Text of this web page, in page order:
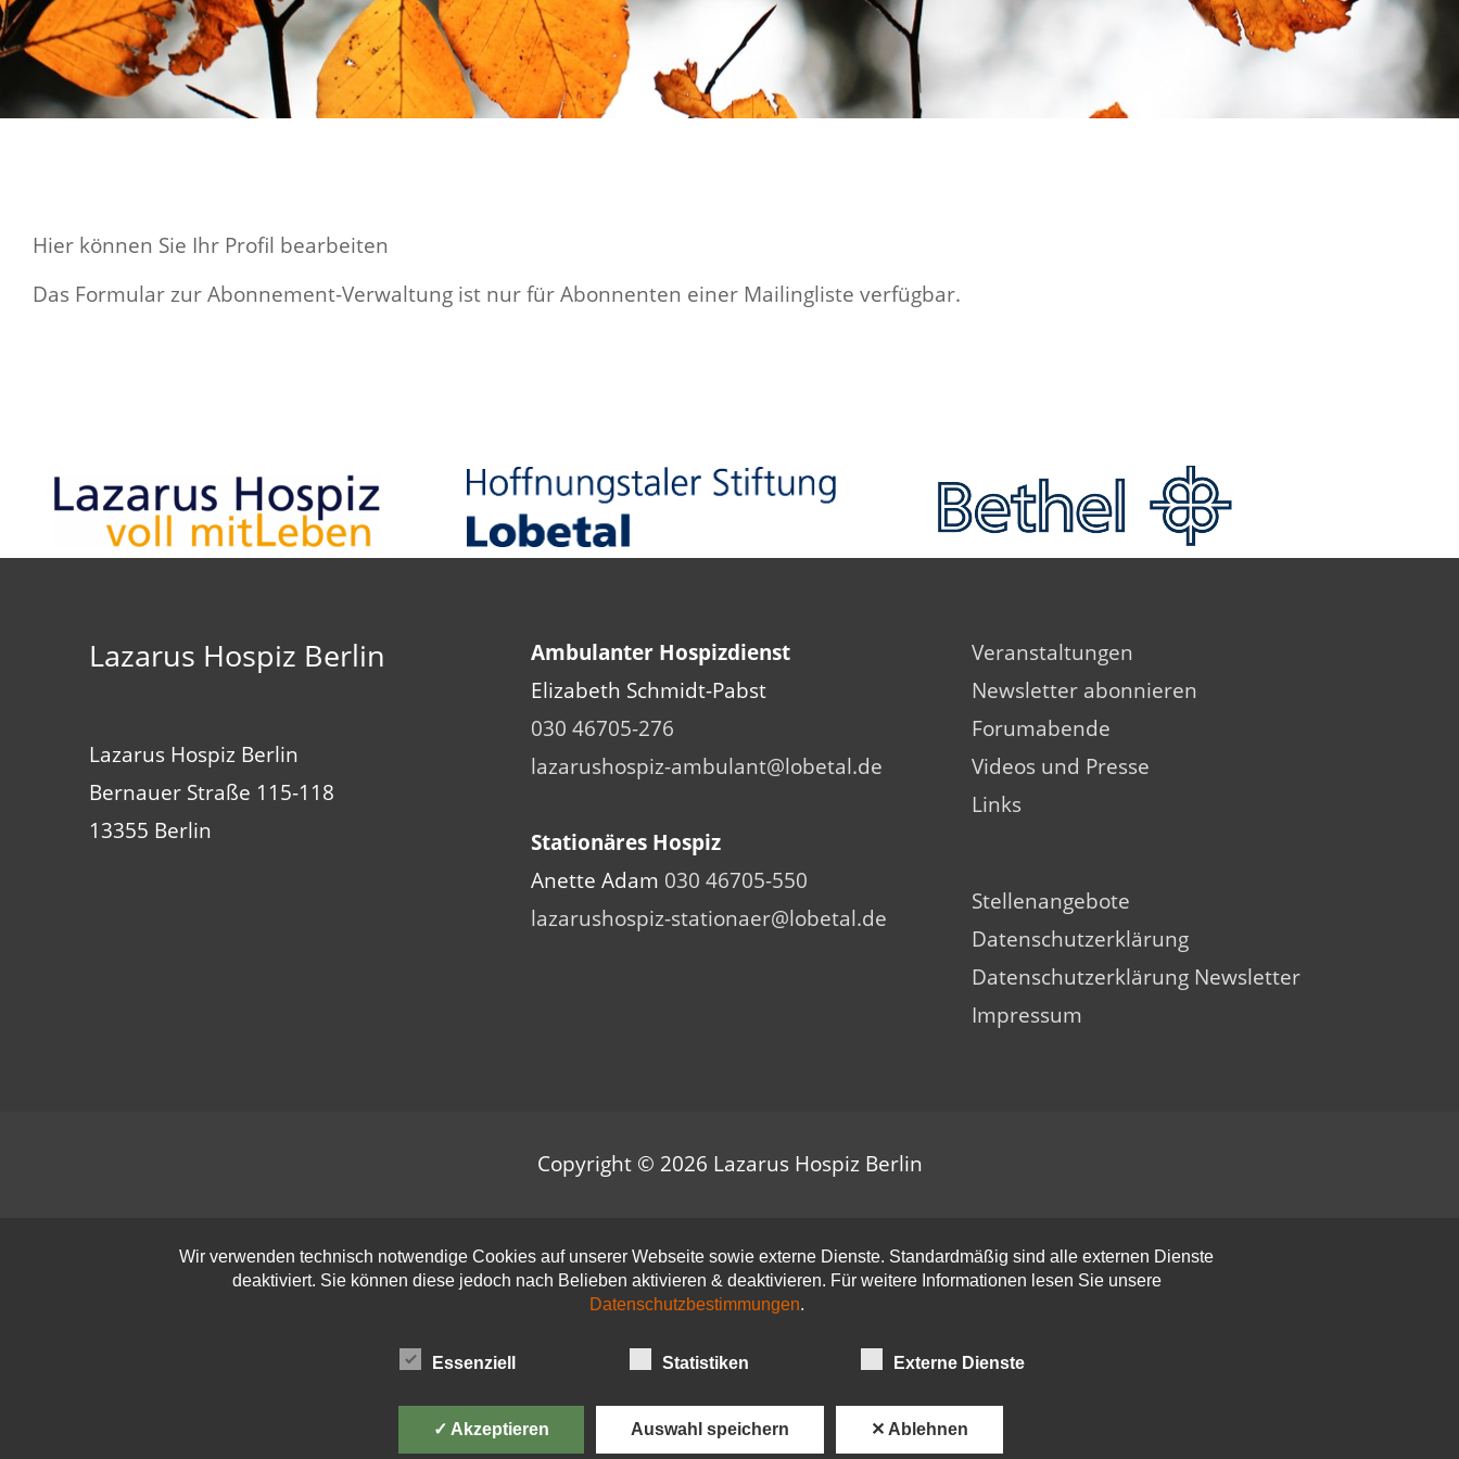
Hier können Sie Ihr Profil bearbeiten
Das Formular zur Abonnement-Verwaltung ist nur für Abonnenten einer Mailingliste verfügbar.
Lazarus Hospiz Berlin
Lazarus Hospiz Berlin
Bernauer Straße 115-118
13355 Berlin
Ambulanter Hospizdienst
Elizabeth Schmidt-Pabst
030 46705-276
lazarushospiz-ambulant@lobetal.de
Stationäres Hospiz
Anette Adam 030 46705-550
lazarushospiz-stationaer@lobetal.de
Veranstaltungen
Newsletter abonnieren
Forumabende
Videos und Presse
Links
Stellenangebote
Datenschutzerklärung
Datenschutzerklärung Newsletter
Impressum
Copyright © 2026 Lazarus Hospiz Berlin
Wir verwenden technisch notwendige Cookies auf unserer Webseite sowie externe Dienste. Standardmäßig sind alle externen Dienste
deaktiviert. Sie können diese jedoch nach Belieben aktivieren & deaktivieren. Für weitere Informationen lesen Sie unsere
Datenschutzbestimmungen.
Essenziell Statistiken Externe Dienste
✓ Akzeptieren Auswahl speichern ✕ Ablehnen